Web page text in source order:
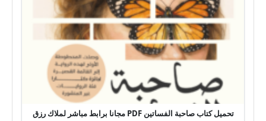
تحميل كتاب صاحبة الفساتين PDF مجانا برابط مباشر لملاك رزق